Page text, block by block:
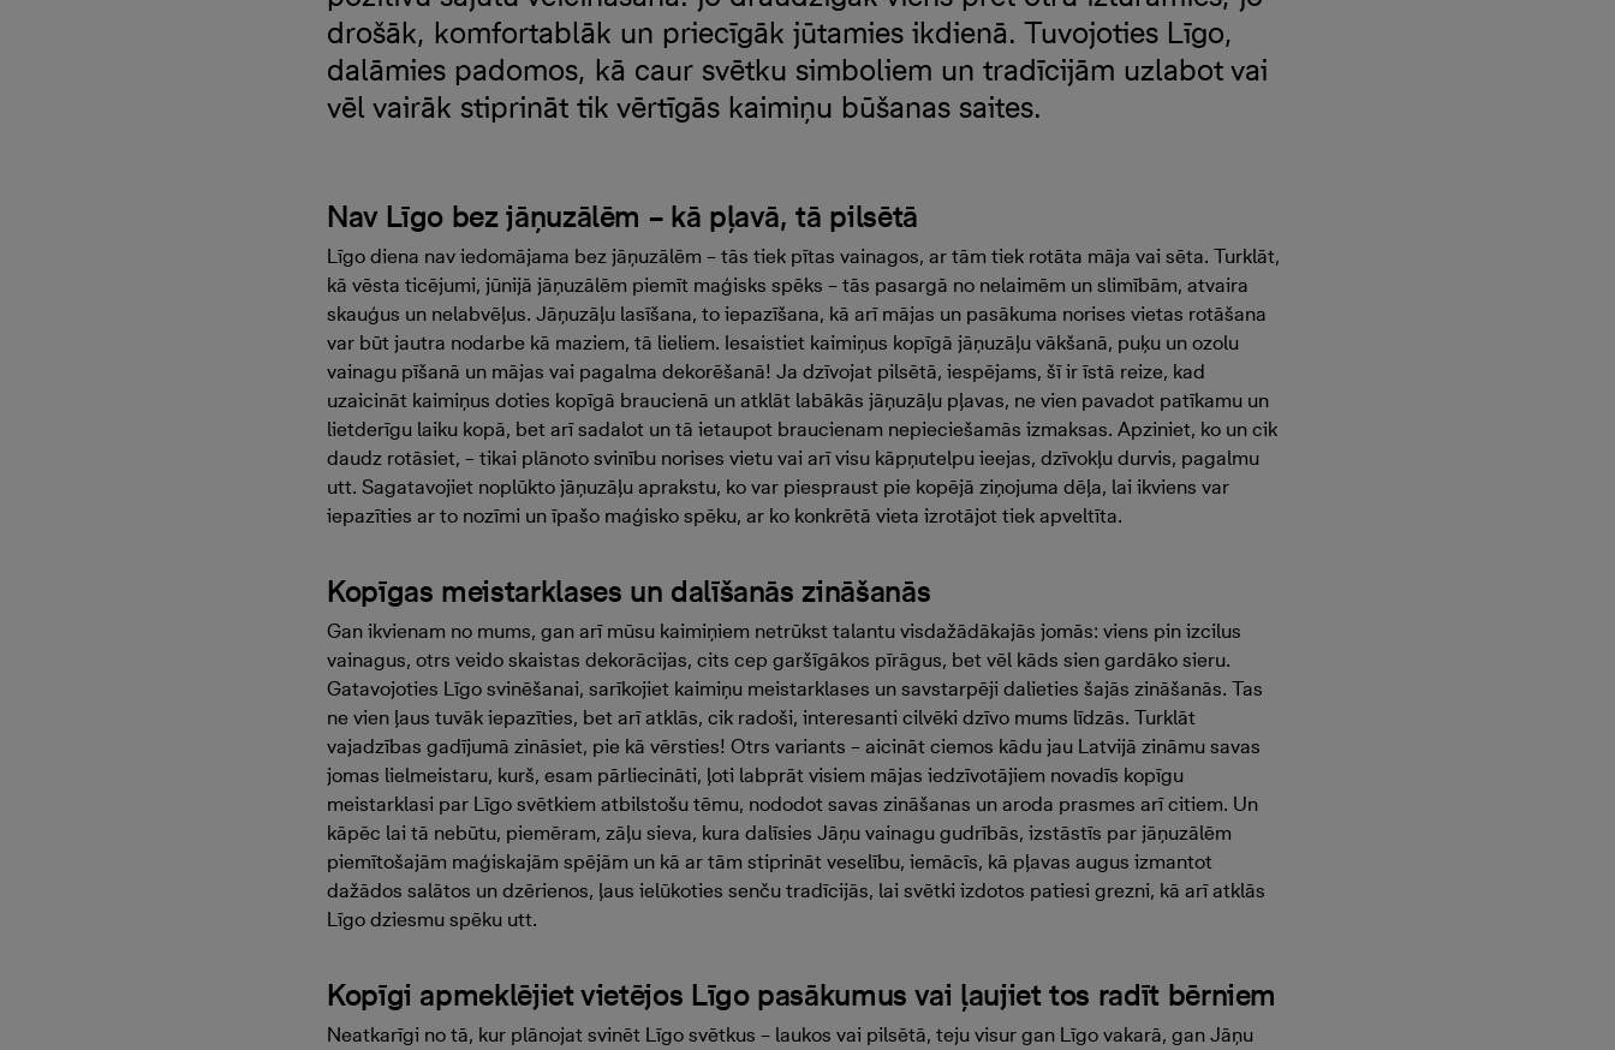
drošāk, komfortablāk un priecīgāk jūtamies ikdienā. Tuvojoties Līgo,
dalāmies padomos, kā caur svētku simboliem un tradīcijām uzlabot vai
vēl vairāk stiprināt tik vērtīgās kaimiņu būšanas saites.
Nav Līgo bez jāņuzālēm – kā pļavā, tā pilsētā
Līgo diena nav iedomājama bez jāņuzālēm – tās tiek pītas vainagos, ar tām tiek rotāta māja vai sēta. Turklāt,
kā vēsta ticējumi, jūnijā jāņuzālēm piemīt maģisks spēks – tās pasargā no nelaimēm un slimībām, atvaira
skauģus un nelabvēļus. Jāņuzāļu lasīšana, to iepazīšana, kā arī mājas un pasākuma norises vietas rotāšana
var būt jautra nodarbe kā maziem, tā lieliem. Iesaistiet kaimiņus kopīgā jāņuzāļu vākšanā, puķu un ozolu
vainagu pīšanā un mājas vai pagalma dekorēšanā! Ja dzīvojat pilsētā, iespējams, šī ir īstā reize, kad
uzaicināt kaimiņus doties kopīgā braucienā un atklāt labākās jāņuzāļu pļavas, ne vien pavadot patīkamu un
lietderīgu laiku kopā, bet arī sadalot un tā ietaupot braucienam nepieciešamās izmaksas. Apziniet, ko un cik
daudz rotāsiet, – tikai plānoto svinību norises vietu vai arī visu kāpņutelpu ieejas, dzīvokļu durvis, pagalmu
utt. Sagatavojiet noplūkto jāņuzāļu aprakstu, ko var piespraust pie kopējā ziņojuma dēļa, lai ikviens var
iepazīties ar to nozīmi un īpašo maģisko spēku, ar ko konkrētā vieta izrotājot tiek apveltīta.
Kopīgas meistarklases un dalīšanās zināšanās
Gan ikvienam no mums, gan arī mūsu kaimiņiem netrūkst talantu visdažādākajās jomās: viens pin izcilus
vainagus, otrs veido skaistas dekorācijas, cits cep garšīgākos pīrāgus, bet vēl kāds sien gardāko sieru.
Gatavojoties Līgo svinēšanai, sarīkojiet kaimiņu meistarklases un savstarpēji dalieties šajās zināšanās. Tas
ne vien ļaus tuvāk iepazīties, bet arī atklās, cik radoši, interesanti cilvēki dzīvo mums līdzās. Turklāt
vajadzības gadījumā zināsiet, pie kā vērsties! Otrs variants – aicināt ciemos kādu jau Latvijā zināmu savas
jomas lielmeistaru, kurš, esam pārliecināti, ļoti labprāt visiem mājas iedzīvotājiem novadīs kopīgu
meistarklasi par Līgo svētkiem atbilstošu tēmu, nododot savas zināšanas un aroda prasmes arī citiem. Un
kāpēc lai tā nebūtu, piemēram, zāļu sieva, kura dalīsies Jāņu vainagu gudrībās, izstāstīs par jāņuzālēm
piemītošajām maģiskajām spējām un kā ar tām stiprināt veselību, iemācīs, kā pļavas augus izmantot
dažādos salātos un dzērienos, ļaus ielūkoties senču tradīcijās, lai svētki izdotos patiesi grezni, kā arī atklās
Līgo dziesmu spēku utt.
Kopīgi apmeklējiet vietējos Līgo pasākumus vai ļaujiet tos radīt bērniem
Neatkarīgi no tā, kur plānojat svinēt Līgo svētkus – laukos vai pilsētā, teju visur gan Līgo vakarā, gan Jāņu